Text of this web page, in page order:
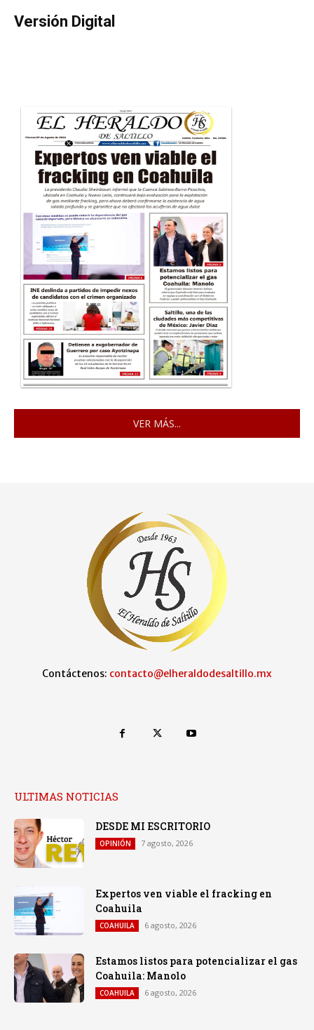
Versión Digital
VER MÁS...
Contáctenos: contacto@elheraldodesaltillo.mx
ULTIMAS NOTICIAS
DESDE MI ESCRITORIO
OPINIÓN 7 agosto, 2026
Expertos ven viable el fracking en
Coahuila
COAHUILA 6 agosto, 2026
Estamos listos para potencializar el gas
Coahuila: Manolo
COAHUILA 6 agosto, 2026